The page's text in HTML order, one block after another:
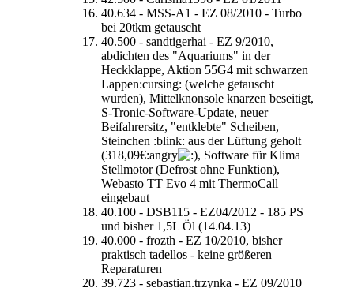
40.634 - MSS-A1 - EZ 08/2010 - Turbo
bei 20tkm getauscht
40.500 - sandtigerhai - EZ 9/2010,
abdichten des "Aquariums" in der
Heckklappe, Aktion 55G4 mit schwarzen
Lappen:cursing: (welche getauscht
wurden), Mittelknonsole knarzen beseitigt,
S-Tronic-Software-Update, neuer
Beifahrersitz, "entklebte" Scheiben,
Steinchen :blink: aus der Lüftung geholt
(318,09€:angry
, Software für Klima +
Stellmotor (Defrost ohne Funktion),
Webasto TT Evo 4 mit ThermoCall
eingebaut
40.100 - DSB115 - EZ04/2012 - 185 PS
und bisher 1,5L Öl (14.04.13)
40.000 - frozth - EZ 10/2010, bisher
praktisch tadellos - keine größeren
Reparaturen
39.723 - sebastian.trzynka - EZ 09/2010